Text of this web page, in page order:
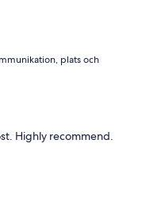
plats och
Highly recommend.